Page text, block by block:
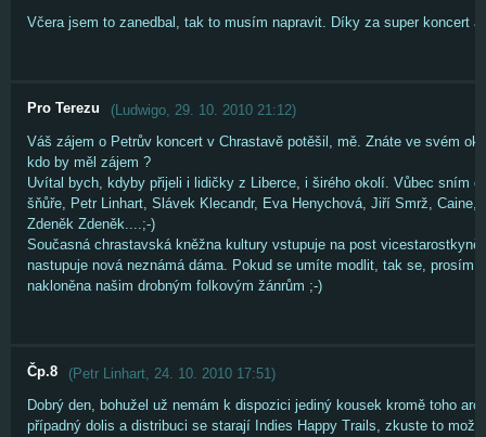
Včera jsem to zanedbal, tak to musím napravit. Díky za super koncert a
Pro Terezu (Ludwigo, 29. 10. 2010 21:12)
Váš zájem o Petrův koncert v Chrastavě potěšil, mě. Znáte ve svém
kdo by měl zájem ?
Uvítal bych, kdyby přijeli i lidičky z Liberce, i širého okolí. Vůbec sním
šňůře, Petr Linhart, Slávek Klecandr, Eva Henychová, Jiří Smrž, Caine,
Zdeněk Zdeněk....;-)
Současná chrastavská kněžna kultury vstupuje na post
nastupuje nová neznámá dáma. Pokud se umíte modlit, tak se, prosím,
nakloněna našim drobným folkovým žánrům ;-)
Čp.8 (Petr Linhart, 24. 10. 2010 17:51)
Dobrý den, bohužel už nemám k dispozici jediný kousek kromě toho
případný dolis a distribuci se starají Indies Happy Trails, zkuste to